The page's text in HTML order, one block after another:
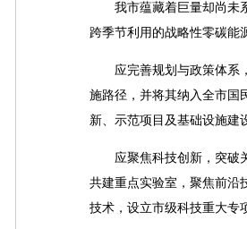
我市蕴藏着巨量却尚未系
跨季节利用的战略性零碳能
应完善规划与政策体系，
施路径，并将其纳入全市国
新、示范项目及基础设施建
应聚焦科技创新，突破关
共建重点实验室，聚焦前沿
技术，设立市级科技重大专